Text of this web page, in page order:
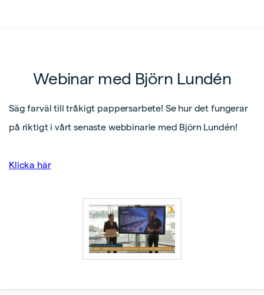
Webinar med Björn Lundén
Säg farväl till tråkigt pappersarbete! Se hur det fungerar
på riktigt i vårt senaste webbinarie med Björn Lundén!
Klicka här